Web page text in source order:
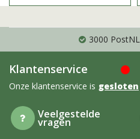
3000
Klantenservice
Onze klantenservice is gesloten
Veelgestelde
vragen